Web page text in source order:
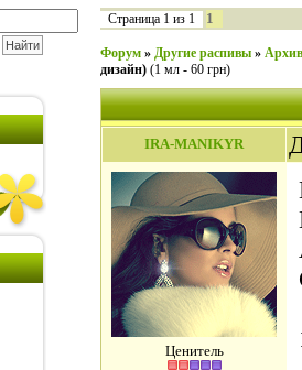
Страница 1 из 1 1
Форум » Другие распивы »
дизайн) (1 мл - 60 грн)
IRA-MANIKYR
Ценитель